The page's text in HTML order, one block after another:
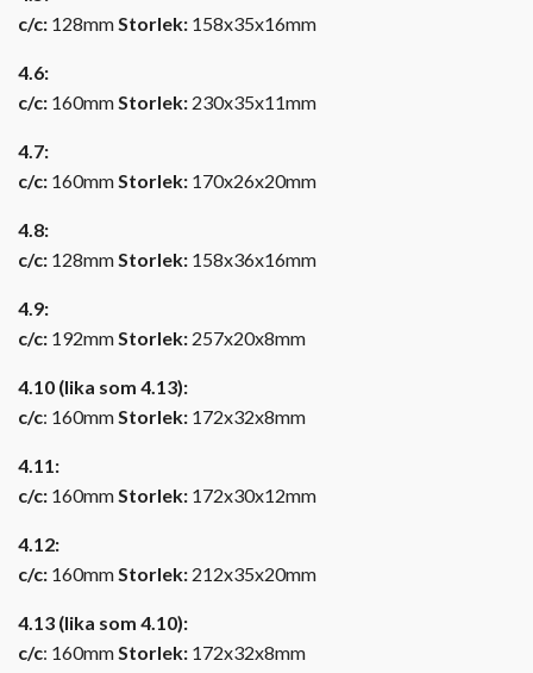
c/c: 128mmStorlek: 158x35x16mm
4.6:
c/c: 160mmStorlek: 230x35x11mm
4.7:
c/c: 160mmStorlek: 170x26x20mm
4.8:
c/c: 128mmStorlek: 158x36x16mm
4.9:
c/c: 192mmStorlek: 257x20x8mm
4.10 (lika som 4.13):
c/c: 160mmStorlek: 172x32x8mm
4.11:
c/c: 160mmStorlek: 172x30x12mm
4.12:
c/c: 160mmStorlek: 212x35x20mm
4.13 (lika som 4.10):
c/c: 160mmStorlek: 172x32x8mm